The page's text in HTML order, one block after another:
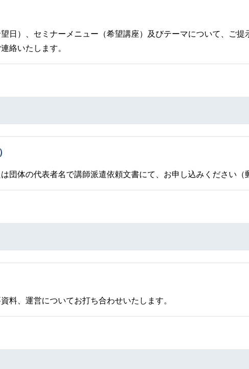
日）、セミナーメニュー（希望講座）及びテーマについて、ご
絡いたします。
団体の代表者名で講師派遣依頼文書にて、お申し込みください（
料、運営についてお打ち合わせいたします。